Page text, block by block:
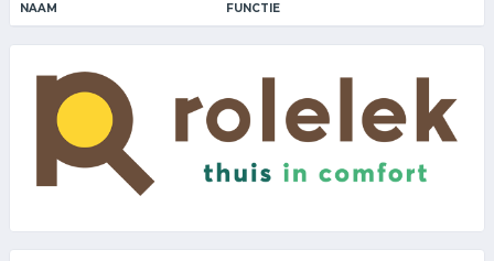
NAAM FUNCTIE